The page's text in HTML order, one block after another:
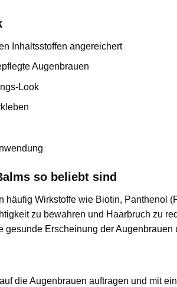
Inhaltsstoffen angereichert
Augenbrauen
Look
so beliebt sind
häufig Wirkstoffe wie Biotin, Panthenol
zu bewahren und Haarbruch zu
gesunde Erscheinung der Augenbrauen
die Augenbrauen auftragen und mit